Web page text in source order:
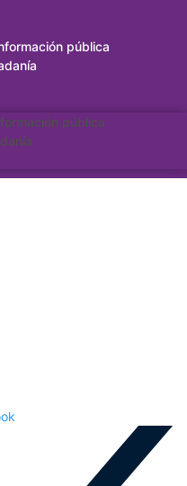
pública
pública